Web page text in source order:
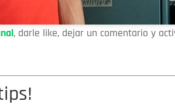
, darle like, dejar un comentario y